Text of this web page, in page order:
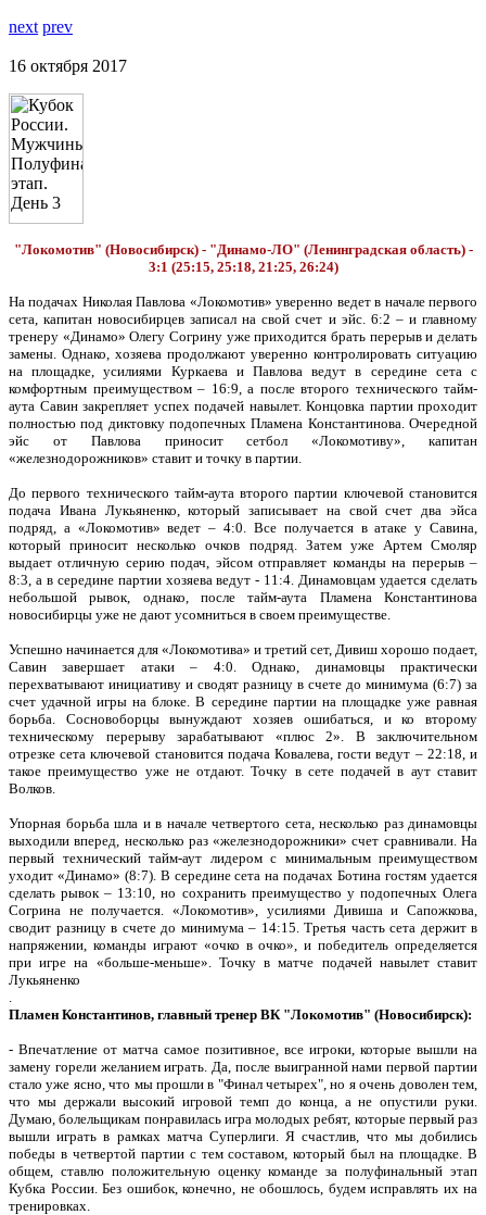
next prev
16 октября 2017
"Локомотив" (Новосибирск) - "Динамо-ЛО" (Ленинградская область) -
3:1 (25:15, 25:18, 21:25, 26:24)
На подачах Николая Павлова «Локомотив» уверенно ведет в начале первого
сета, капитан новосибирцев записал на свой счет и эйс. 6:2 – и главному
тренеру «Динамо» Олегу Согрину уже приходится брать перерыв и делать
замены. Однако, хозяева продолжают уверенно контролировать ситуацию
на площадке, усилиями Куркаева и Павлова ведут в середине сета с
комфортным преимуществом – 16:9, а после второго технического тайм-
аута Савин закрепляет успех подачей навылет. Концовка партии проходит
полностью под диктовку подопечных Пламена Константинова. Очередной
эйс от Павлова приносит сетбол «Локомотиву», капитан
«железнодорожников» ставит и точку в партии.
До первого технического тайм-аута второго партии ключевой становится
подача Ивана Лукьяненко, который записывает на свой счет два эйса
подряд, а «Локомотив» ведет – 4:0. Все получается в атаке у Савина,
который приносит несколько очков подряд. Затем уже Артем Смоляр
выдает отличную серию подач, эйсом отправляет команды на перерыв –
8:3, а в середине партии хозяева ведут - 11:4. Динамовцам удается сделать
небольшой рывок, однако, после тайм-аута Пламена Константинова
новосибирцы уже не дают усомниться в своем преимуществе.
Успешно начинается для «Локомотива» и третий сет, Дивиш хорошо подает,
Савин завершает атаки – 4:0. Однако, динамовцы практически
перехватывают инициативу и сводят разницу в счете до минимума (6:7) за
счет удачной игры на блоке. В середине партии на площадке уже равная
борьба. Сосновоборцы вынуждают хозяев ошибаться, и ко второму
техническому перерыву зарабатывают «плюс 2». В заключительном
отрезке сета ключевой становится подача Ковалева, гости ведут – 22:18, и
такое преимущество уже не отдают. Точку в сете подачей в аут ставит
Волков.
Упорная борьба шла и в начале четвертого сета, несколько раз динамовцы
выходили вперед, несколько раз «железнодорожники» счет сравнивали. На
первый технический тайм-аут лидером с минимальным преимуществом
уходит «Динамо» (8:7). В середине сета на подачах Ботина гостям удается
сделать рывок – 13:10, но сохранить преимущество у подопечных Олега
Согрина не получается. «Локомотив», усилиями Дивиша и Сапожкова,
сводит разницу в счете до минимума – 14:15. Третья часть сета держит в
напряжении, команды играют «очко в очко», и победитель определяется
при игре на «больше-меньше». Точку в матче подачей навылет ставит
Лукьяненко
.
Пламен Константинов, главный тренер ВК "Локомотив" (Новосибирск):
- Впечатление от матча самое позитивное, все игроки, которые вышли на
замену горели желанием играть. Да, после выигранной нами первой партии
стало уже ясно, что мы прошли в "Финал четырех", но я очень доволен тем,
что мы держали высокий игровой темп до конца, а не опустили руки.
Думаю, болельщикам понравилась игра молодых ребят, которые первый раз
вышли играть в рамках матча Суперлиги. Я счастлив, что мы добились
победы в четвертой партии с тем составом, который был на площадке. В
общем, ставлю положительную оценку команде за полуфинальный этап
Кубка России. Без ошибок, конечно, не обошлось, будем исправлять их на
тренировках.